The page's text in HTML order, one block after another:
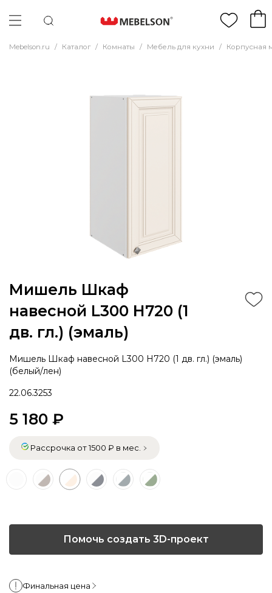
Mebelson.ru / Каталог / Комнаты / Мебель для кухни / Корпусная
Мишель Шкаф
навесной L300 Н720 (1
дв. гл.) (эмаль)
Мишель Шкаф навесной L300 Н720 (1 дв. гл.) (эмаль)
(белый/лен)
22.06.3253
5 180 ₽
Рассрочка от 1500 ₽ в мес.
Помочь создать 3D-проект
Финальная цена